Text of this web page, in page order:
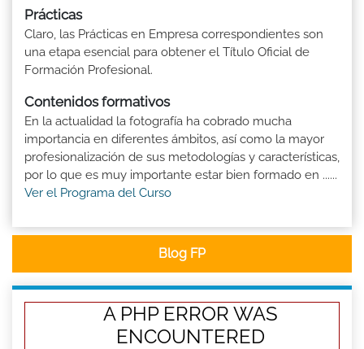
Prácticas
Claro, las Prácticas en Empresa correspondientes son
una etapa esencial para obtener el Título Oficial de
Formación Profesional.
Contenidos formativos
En la actualidad la fotografía ha cobrado mucha
importancia en diferentes ámbitos, así como la mayor
profesionalización de sus metodologías y características,
por lo que es muy importante estar bien formado en ......
Ver el Programa del Curso
Blog FP
A PHP ERROR WAS
ENCOUNTERED